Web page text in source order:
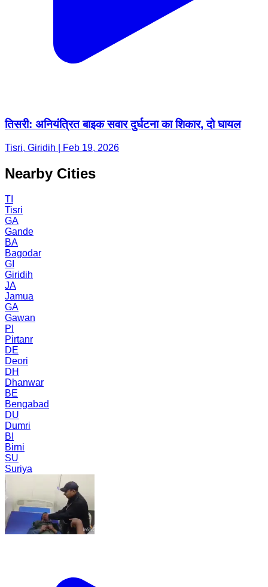
तिसरी: अनियंत्रित बाइक सवार दुर्घटना का शिकार, दो घायल
Tisri, Giridih | Feb 19, 2026
Nearby Cities
TI
Tisri
GA
Gande
BA
Bagodar
GI
Giridih
JA
Jamua
GA
Gawan
PI
Pirtanr
DE
Deori
DH
Dhanwar
BE
Bengabad
DU
Dumri
BI
Birni
SU
Suriya